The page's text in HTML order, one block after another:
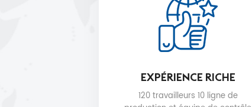
EXPÉRIENCE RICHE
120 travailleurs 10 ligne de